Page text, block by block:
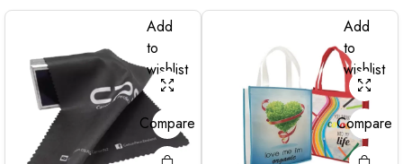
Add
to
wishlist
Compare
Add
to
wishlist
Compare